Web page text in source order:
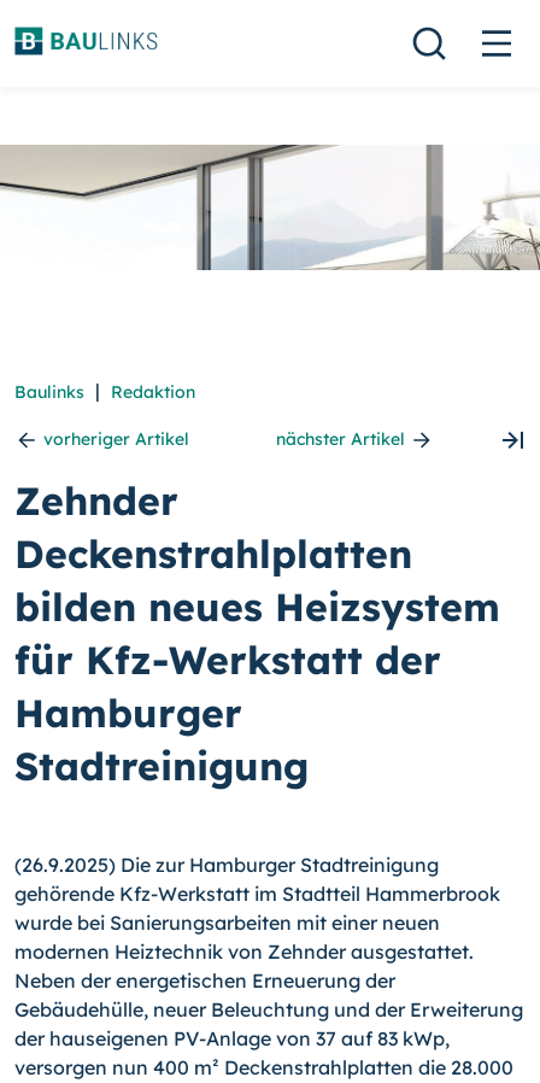
Baulinks | Redaktion
vorheriger Artikel nächster Artikel
Zehnder
Deckenstrahlplatten
bilden neues Heizsystem
für Kfz-Werkstatt der
Hamburger
Stadtreinigung
(26.9.2025) Die zur Hamburger Stadtreinigung
gehörende Kfz-Werkstatt im Stadtteil Hammerbrook
wurde bei Sanierungsarbeiten mit einer neuen
modernen Heiztechnik von Zehnder ausgestattet.
Neben der energetischen Erneuerung der
Gebäudehülle, neuer Beleuchtung und der Erweiterung
der hauseigenen PV-Anlage von 37 auf 83 kWp,
versorgen nun 400 m² Deckenstrahlplatten die 28.000